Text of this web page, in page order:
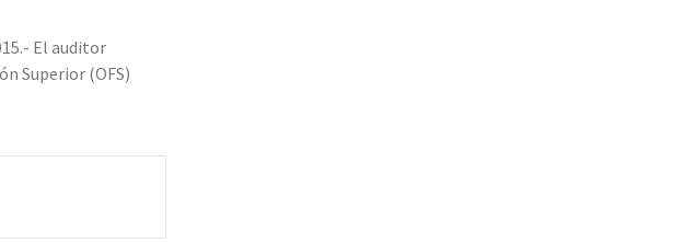
El auditor
Superior (OFS)